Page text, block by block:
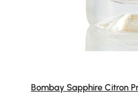
Bombay Sapphire Citron